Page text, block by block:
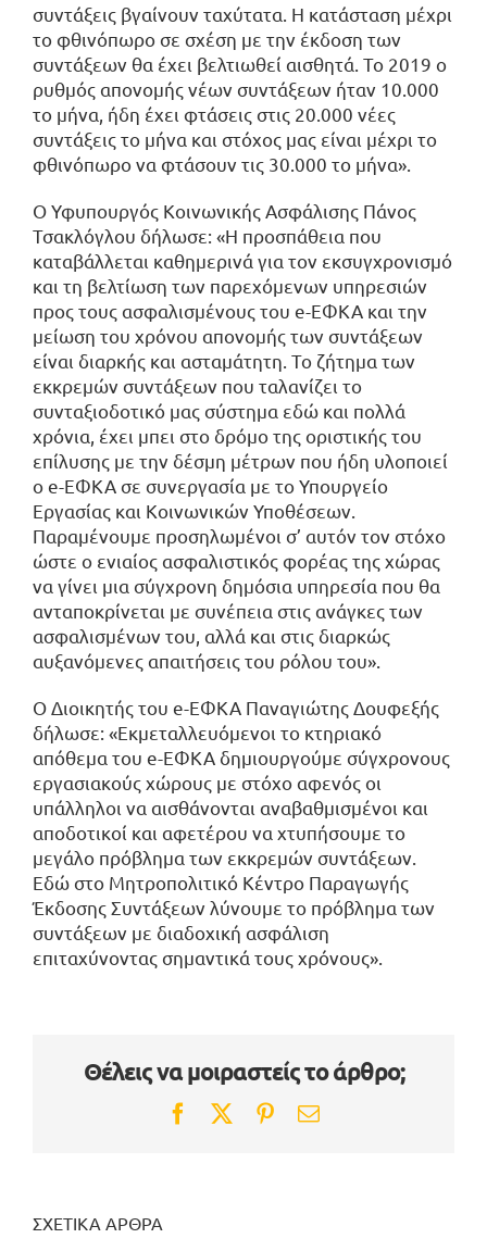
συντάξεις βγαίνουν ταχύτατα. Η κατάσταση μέχρι
το φθινόπωρο σε σχέση με την έκδοση των
συντάξεων θα έχει βελτιωθεί αισθητά. Το 2019 ο
ρυθμός απονομής νέων συντάξεων ήταν 10.000
το μήνα, ήδη έχει φτάσεις στις 20.000 νέες
συντάξεις το μήνα και στόχος μας είναι μέχρι το
φθινόπωρο να φτάσουν τις 30.000 το μήνα».
Ο Υφυπουργός Κοινωνικής Ασφάλισης Πάνος
Τσακλόγλου δήλωσε: «Η προσπάθεια που
καταβάλλεται καθημερινά για τον εκσυγχρονισμό
και τη βελτίωση των παρεχόμενων υπηρεσιών
προς τους ασφαλισμένους του e-ΕΦΚΑ και την
μείωση του χρόνου απονομής των συντάξεων
είναι διαρκής και ασταμάτητη. Το ζήτημα των
εκκρεμών συντάξεων που ταλανίζει το
συνταξιοδοτικό μας σύστημα εδώ και πολλά
χρόνια, έχει μπει στο δρόμο της οριστικής του
επίλυσης με την δέσμη μέτρων που ήδη υλοποιεί
ο e-ΕΦΚΑ σε συνεργασία με το Υπουργείο
Εργασίας και Κοινωνικών Υποθέσεων.
Παραμένουμε προσηλωμένοι σ’ αυτόν τον στόχο
ώστε ο ενιαίος ασφαλιστικός φορέας της χώρας
να γίνει μια σύγχρονη δημόσια υπηρεσία που θα
ανταποκρίνεται με συνέπεια στις ανάγκες των
ασφαλισμένων του, αλλά και στις διαρκώς
αυξανόμενες απαιτήσεις του ρόλου του».
O Διοικητής του e-ΕΦΚΑ Παναγιώτης Δουφεξής
δήλωσε: «Εκμεταλλευόμενοι το κτηριακό
απόθεμα του e-ΕΦΚΑ δημιουργούμε σύγχρονους
εργασιακούς χώρους με στόχο αφενός οι
υπάλληλοι να αισθάνονται αναβαθμισμένοι και
αποδοτικοί και αφετέρου να χτυπήσουμε το
μεγάλο πρόβλημα των εκκρεμών συντάξεων.
Εδώ στο Μητροπολιτικό Κέντρο Παραγωγής
Έκδοσης Συντάξεων λύνουμε το πρόβλημα των
συντάξεων με διαδοχική ασφάλιση
επιταχύνοντας σημαντικά τους χρόνους».
Θέλεις να μοιραστείς το άρθρο;
Facebook
TwitterPinterest
Email
ΣΧΕΤΙΚΑ ΑΡΘΡΑ